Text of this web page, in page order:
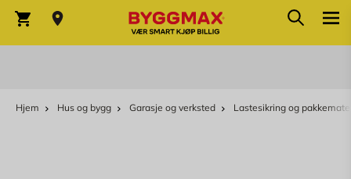
Varekurv Søk
Hjem Hus og bygg Garasje og verksted Lastesikring og